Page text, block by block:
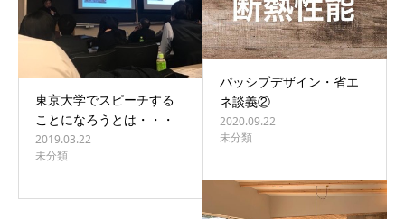
東京大学でスピーチする
ことになろうとは・・・
2019.03.22
未分類
パッシブデザイン・省エ
ネ談義②
2020.09.22
未分類